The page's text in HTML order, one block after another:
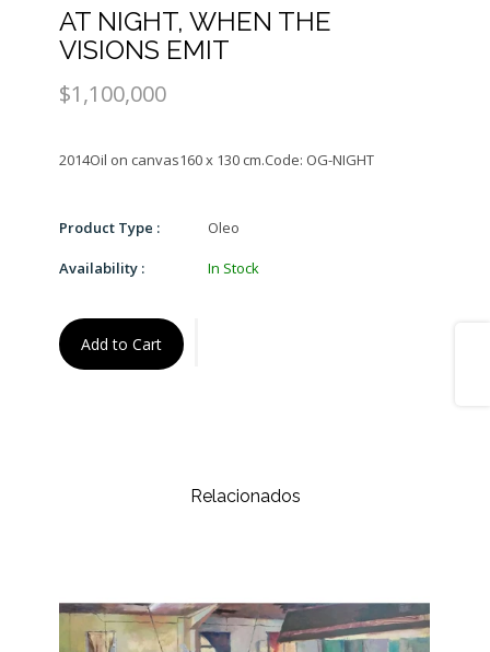
AT NIGHT, WHEN THE
VISIONS EMIT
$1,100,000
Product Type : Oleo
Availability : In Stock
Add to Cart
Relacionados